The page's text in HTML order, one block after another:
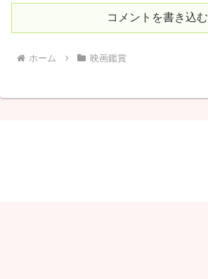
コメントを書き込む
ホーム 映画鑑賞